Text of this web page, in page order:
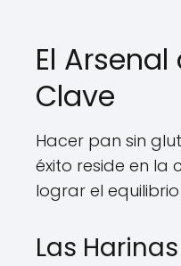
El
Clave
Hacer pan sin
éxito reside en la
lograr el
Las